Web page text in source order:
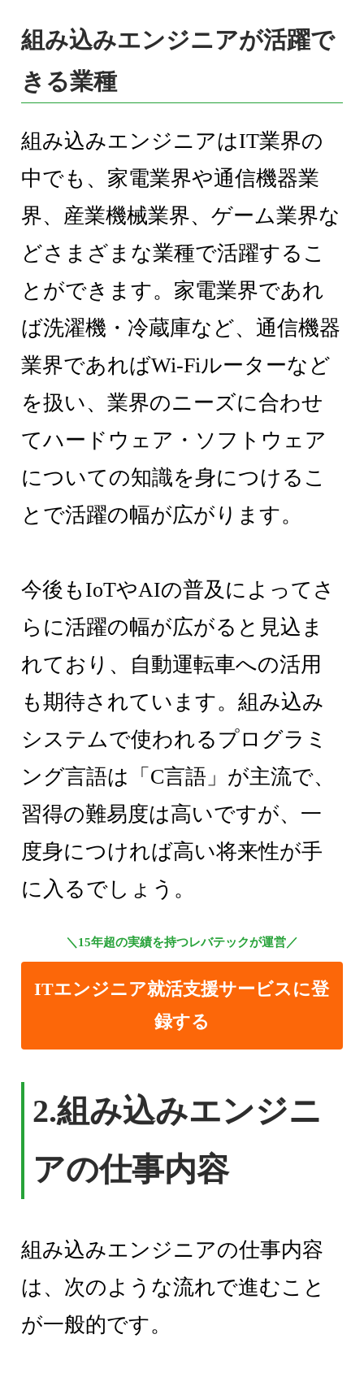
組み込みエンジニアが活躍で
きる業種
組み込みエンジニアはIT業界の
中でも、家電業界や通信機器業
界、産業機械業界、ゲーム業界な
どさまざまな業種で活躍するこ
とができます。家電業界であれ
ば洗濯機・冷蔵庫など、通信機器
業界であればWi-Fiルーターなど
を扱い、業界のニーズに合わせ
てハードウェア・ソフトウェア
についての知識を身につけるこ
とで活躍の幅が広がります。
今後もIoTやAIの普及によってさ
らに活躍の幅が広がると見込ま
れており、自動運転車への活用
も期待されています。組み込み
システムで使われるプログラミ
ング言語は「C言語」が主流で、
習得の難易度は高いですが、一
度身につければ高い将来性が手
に入るでしょう。
＼15年超の実績を持つレバテックが運営／
ITエンジニア就活支援サービスに登
録する
2.組み込みエンジニ
アの仕事内容
組み込みエンジニアの仕事内容
は、次のような流れで進むこと
が一般的です。